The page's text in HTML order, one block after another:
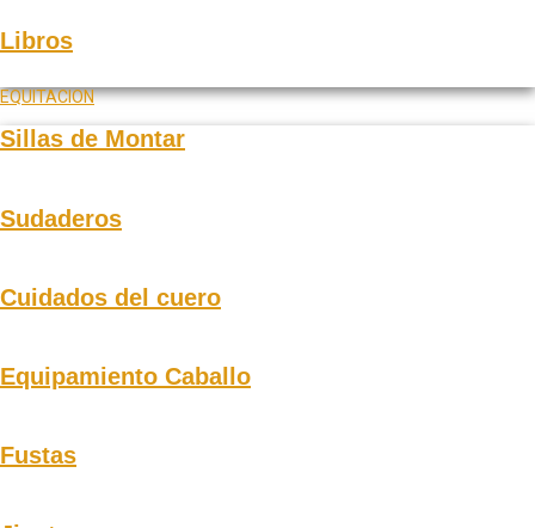
Libros
EQUITACION
Sillas de Montar
Sudaderos
Cuidados del cuero
Equipamiento Caballo
Fustas